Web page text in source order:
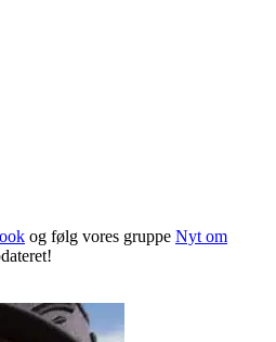
og følg vores gruppe Nyt om